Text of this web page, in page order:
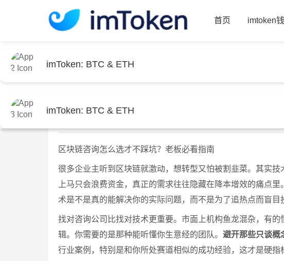
imToken: BTC & ETH
imToken: BTC & ETH
imToken: BTC & ETH
首页 imtoken
首页 imtoken钱包官方下载
区块链咨询怎么选才不踩坑？老板必看指南
很多企业主听到区块链就激动，想转型又怕被割韭菜。其实技
上马只会浪费资金，真正的需求往往隐藏在降本增效的痛点
术是不是真的能解决你的实际问题，而不是为了追热点而盲目
找对咨询公司比找对技术更重要。市面上机构鱼龙混杂，有
辑。你需要的是那种能听懂你生意经的团队。 避开那些只谈概
行业案例，特别是和你所处赛道相似的成功经验，这才是硬指